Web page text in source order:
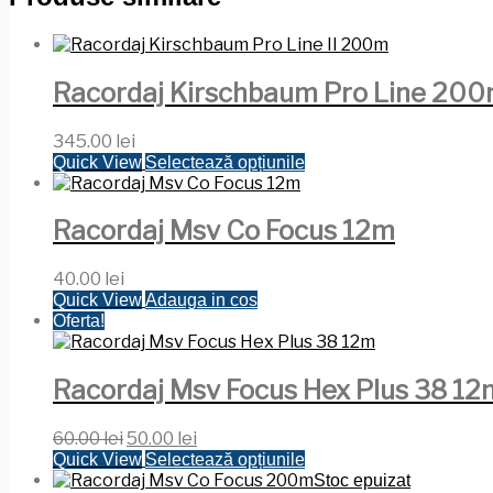
Racordaj Kirschbaum Pro Line
345.00 lei
Quick View Selectează opțiunileAcest
mai
multe
alese
pagina
Racordaj Msv Co Focus 12m
40.00 lei
Quick ViewAdauga in cos
Oferta!
Racordaj Msv Focus Hex Plus 38
60.00leiPrețul
inițial
a
50.00 lei
curent
este:
Quick View Selectează opțiunileAcest
produs
Stoc epuizat